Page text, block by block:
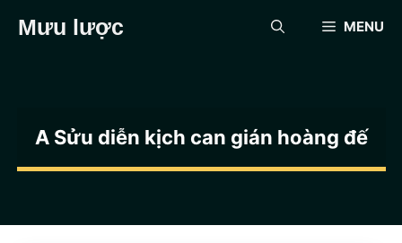
đếnMưu lược MENU
A Sửu diễn kịch can gián hoàng đế